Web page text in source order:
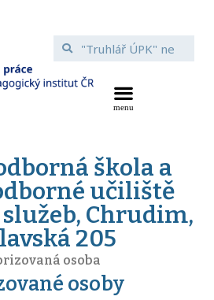
škola a
učiliště
Chrudim,
205
osoba
osoby